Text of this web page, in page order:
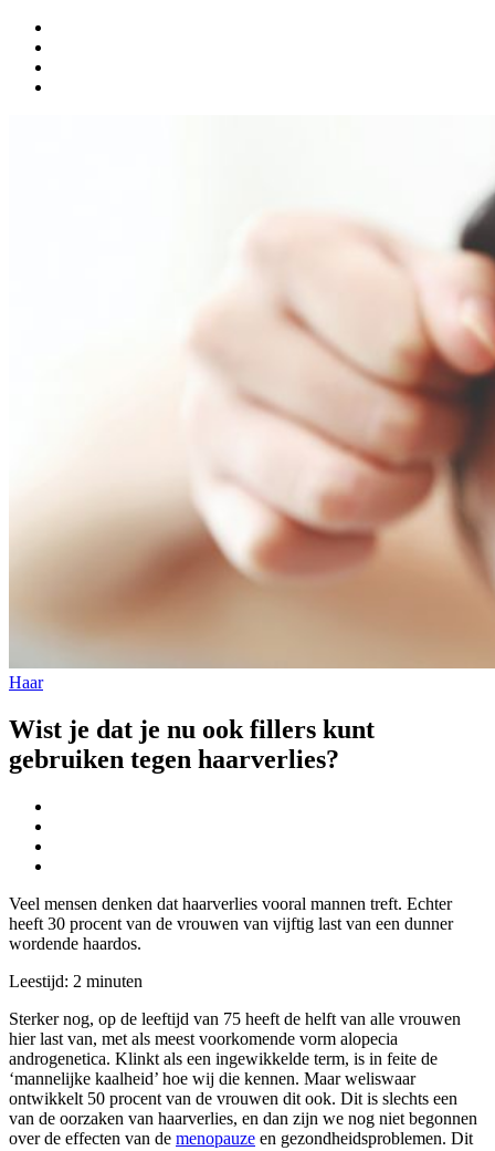
Haar
Wist je dat je nu ook fillers kunt
gebruiken tegen haarverlies?
Veel mensen denken dat haarverlies vooral mannen treft. Echter
heeft 30 procent van de vrouwen van vijftig last van een dunner
wordende haardos.
Leestijd: 2 minuten
Sterker nog, op de leeftijd van 75 heeft de helft van alle vrouwen
hier last van, met als meest voorkomende vorm alopecia
androgenetica. Klinkt als een ingewikkelde term, is in feite de
‘mannelijke kaalheid’ hoe wij die kennen. Maar weliswaar
ontwikkelt 50 procent van de vrouwen dit ook. Dit is slechts een
van de oorzaken van haarverlies, en dan zijn we nog niet begonnen
over de effecten van de menopauze en gezondheidsproblemen. Dit